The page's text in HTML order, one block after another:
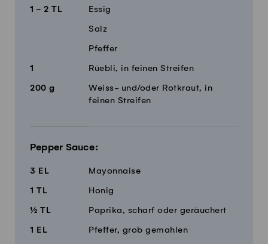
1 - 2 TL Essig
Salz
Pfeffer
1 Rüebli, in feinen Streifen
200 g
Weiss- und/oder Rotkraut, in
feinen Streifen
Pepper Sauce:
3 EL Mayonnaise
1 TL Honig
½ TL Paprika, scharf oder geräuchert
1 EL Pfeffer, grob gemahlen